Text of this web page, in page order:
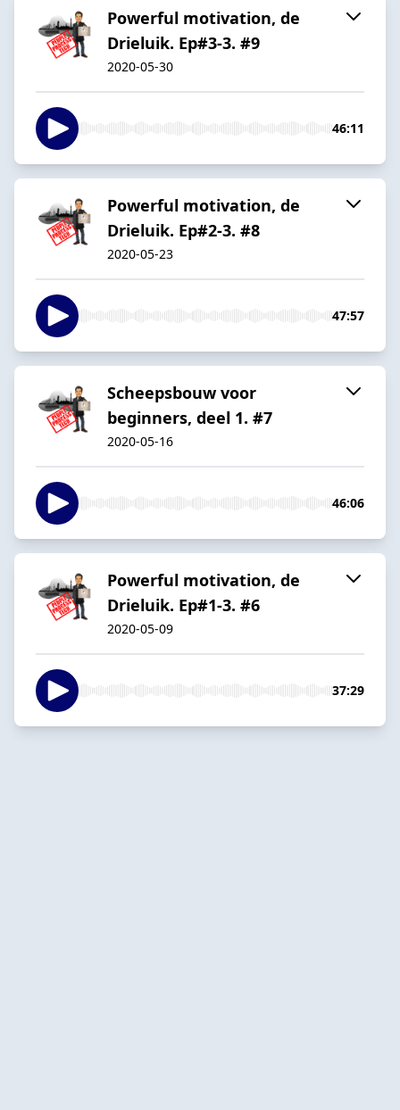
Powerful motivation, de
Drieluik. Ep#3-3. #9
2020-05-30
46:11
Powerful motivation, de
Drieluik. Ep#2-3. #8
2020-05-23
47:57
Scheepsbouw voor
beginners, deel 1. #7
2020-05-16
46:06
Powerful motivation, de
Drieluik. Ep#1-3. #6
2020-05-09
37:29